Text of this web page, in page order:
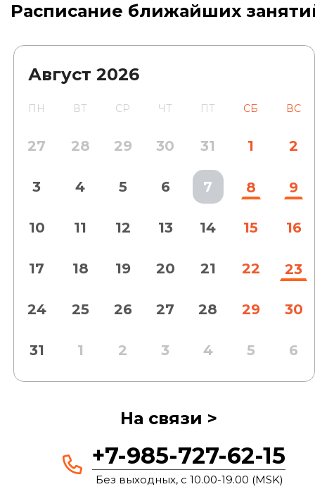
Расписание ближайших
Август 2026
ПН ВТ СР ЧТ ПТ СБ ВС
27 28 29 30 31 1 2
3 4 5 6 7 8 9
10 11 12 13 14 15 16
17 18 19 20 21 22 23
24 25 26 27 28 29 30
31 1 2 3 4 5 6
На связи >
+7-985-727-62-15
Без выходных, с 10.00-19.00 (MSK)